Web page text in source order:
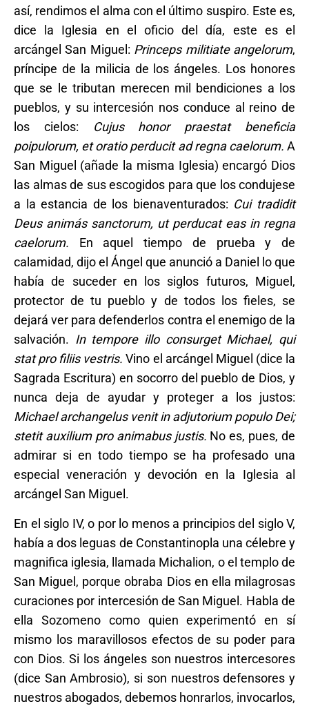
así, rendimos el alma con el último suspiro. Este es,
dice la Iglesia en el oficio del día, este es el
arcángel San Miguel: Princeps militiate angelorum,
príncipe de la milicia de los ángeles. Los honores
que se le tributan merecen mil bendiciones a los
pueblos, y su intercesión nos conduce al reino de
los cielos:
Cujus honor praestat beneficia
poipulorum, et oratio perducit ad regna caelorum. A
San Miguel (añade la misma Iglesia) encargó Dios
las almas de sus escogidos para que los condujese
a la estancia de los bienaventurados: Cui tradidit
Deus animás sanctorum, ut perducat eas in regna
caelorum. En aquel tiempo de prueba y de
calamidad, dijo el Ángel que anunció a Daniel lo que
había de suceder en los siglos futuros, Miguel,
protector de tu pueblo y de todos los fieles, se
dejará ver para defenderlos contra el enemigo de la
salvación. In tempore illo consurget Michael, qui
stat pro filiis vestris. Vino el arcángel Miguel (dice la
Sagrada Escritura) en socorro del pueblo de Dios, y
nunca deja de ayudar y proteger a los justos:
Michael archangelus venit in adjutorium populo Dei;
stetit auxilium pro animabus justis. No es, pues, de
admirar si en todo tiempo se ha profesado una
especial veneración y devoción en la Iglesia al
arcángel San Miguel.
En el siglo IV, o por lo menos a principios del siglo V,
había a dos leguas de Constantinopla una célebre y
magnifica iglesia, llamada Michalion, o el templo de
San Miguel, porque obraba Dios en ella milagrosas
curaciones por intercesión de San Miguel. Habla de
ella Sozomeno como quien experimentó en sí
mismo los maravillosos efectos de su poder para
con Dios. Si los ángeles son nuestros intercesores
(dice San Ambrosio), si son nuestros defensores y
nuestros abogados, debemos honrarlos, invocarlos,